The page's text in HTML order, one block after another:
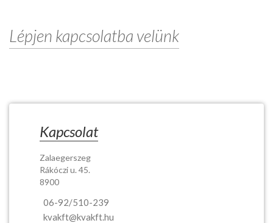
Lépjen kapcsolatba velünk
Kapcsolat
Zalaegerszeg
Rákóczi u. 45.
8900
06-92/510-239
kvakft@kvakft.hu